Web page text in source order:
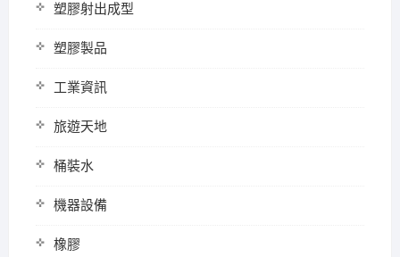
塑膠射出成型
塑膠製品
工業資訊
旅遊天地
桶裝水
機器設備
橡膠